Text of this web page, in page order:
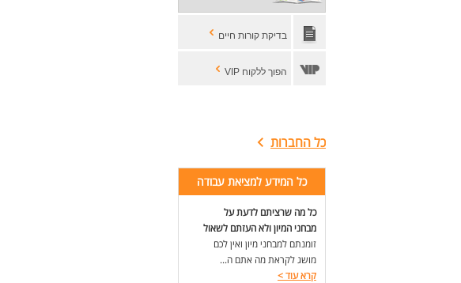
בדיקת קורות חיים
הפוך ללקוח VIP
כל החברות
כל המידע למציאת עבודה
כל מה שרציתם לדעת על
מבחני המיון ולא העזתם לשאול
זומנתם למבחני מיון ואין לכם
מושג לקראת מה אתם ה...
קרא עוד>
שליטה טובה מאוד